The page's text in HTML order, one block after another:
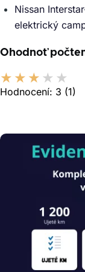
Nissan
elektrický
Ohodnoť
Hodnocení: 3 (1)
Obrázek